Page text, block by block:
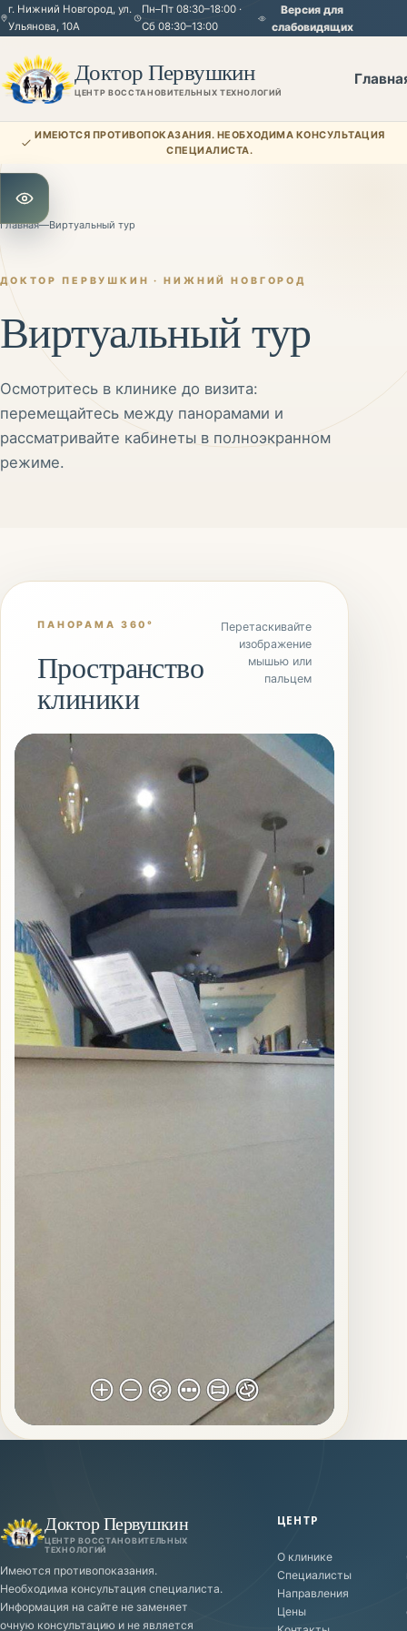
г. Нижний Новгород, ул.
Ульянова, 10А
Пн–Пт 08:30–18:00 ·
Сб 08:30–13:00
Версия для
слабовидящих
Доктор Первушкин
ЦЕНТР ВОССТАНОВИТЕЛЬНЫХ ТЕХНОЛОГИЙ
Открыть настройки для слабовидящих
ИМЕЮТСЯ ПРОТИВОПОКАЗАНИЯ. НЕОБХОДИМА КОНСУЛЬТАЦИЯ
СПЕЦИАЛИСТА.
Главная—Виртуальный тур
ДОКТОР ПЕРВУШКИН · НИЖНИЙ НОВГОРОД
Виртуальный тур
Осмотритесь в клинике до визита:
перемещайтесь между панорамами и
рассматривайте кабинеты в полноэкранном
режиме.
ПАНОРАМА 360°
Пространство
клиники
Перетаскивайте
изображение
мышью или
пальцем
Доктор Первушкин
ЦЕНТР ВОССТАНОВИТЕЛЬНЫХ
ТЕХНОЛОГИЙ
Имеются противопоказания.
Необходима консультация специалиста.
Информация на сайте не заменяет
очную консультацию и не является
ЦЕНТР
О клинике
Специалисты
Направления
Цены